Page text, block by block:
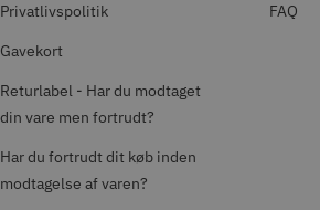
Privatlivspolitik
Gavekort
Returlabel - Har du modtaget
din vare men fortrudt?
Har du fortrudt dit køb inden
modtagelse af varen?
FAQ